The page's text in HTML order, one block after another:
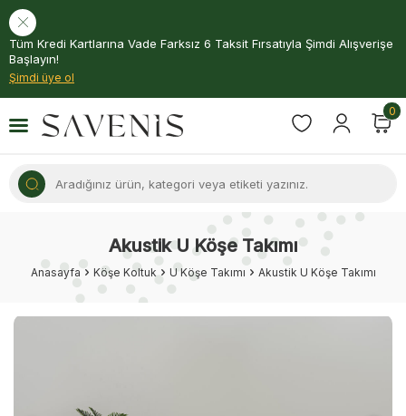
Tüm Kredi Kartlarına Vade Farksız 6 Taksit Fırsatıyla Şimdi Alışverişe
Başlayın!
Şimdi üye ol
0
Akustik U Köşe Takımı
Anasayfa Köşe Koltuk U Köşe Takımı Akustik U Köşe Takımı